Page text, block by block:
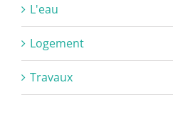
L'eau
Logement
Travaux